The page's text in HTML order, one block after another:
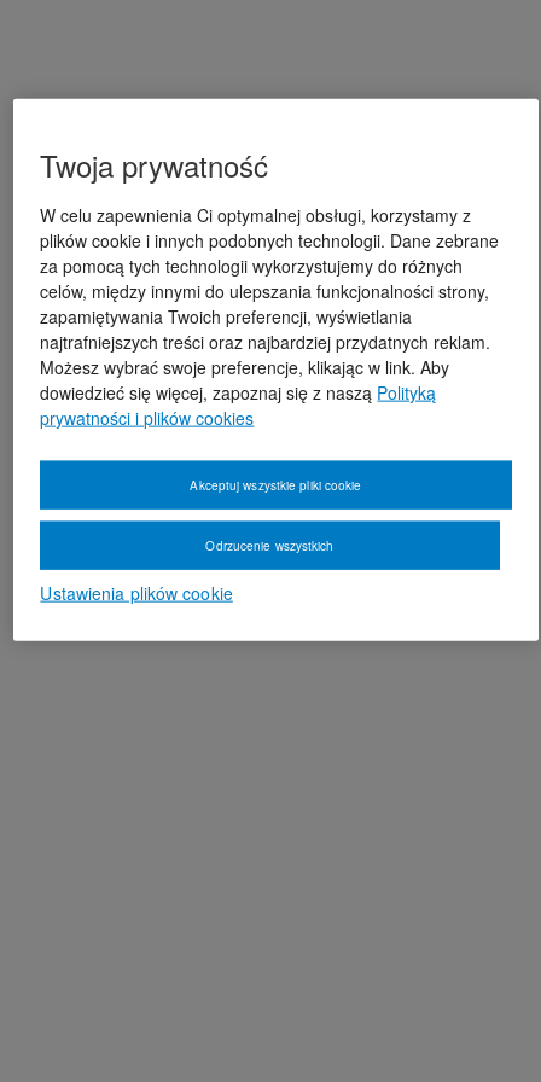
Twoja prywatność
W celu zapewnienia Ci optymalnej obsługi, korzystamy z
plików cookie i innych podobnych technologii. Dane zebrane
za pomocą tych technologii wykorzystujemy do różnych
celów, między innymi do ulepszania funkcjonalności strony,
zapamiętywania Twoich preferencji, wyświetlania
najtrafniejszych treści oraz najbardziej przydatnych reklam.
Możesz wybrać swoje preferencje, klikając w link. Aby
dowiedzieć się więcej, zapoznaj się z naszą Polityką
prywatności i plików cookies
Ustawienia plików cookie
Odrzucenie wszystkich
Akceptuj wszystkie pliki cookie